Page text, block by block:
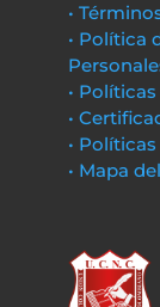
•
• Política
•
•
•
• Mapa